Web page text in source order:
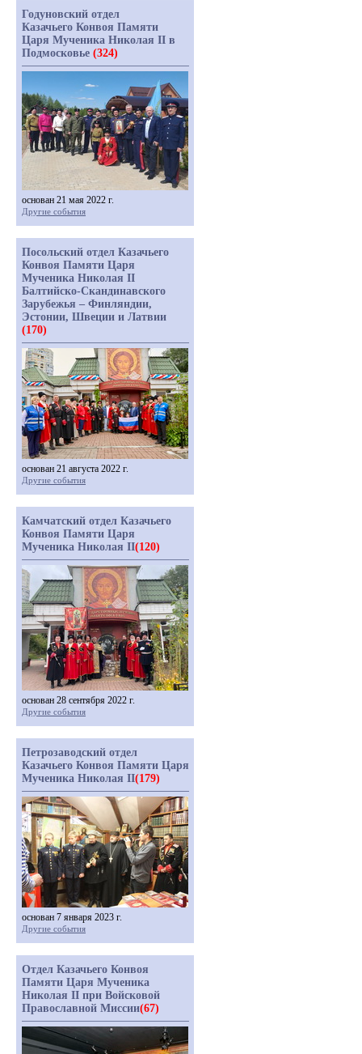
Годуновский отдел
Казачьего Конвоя Памяти
Царя Мученика Николая II в
Подмосковье (324)
основан 21 мая 2022 г.
Другие события
Посольский отдел Казачьего
Конвоя Памяти Царя
Мученика Николая II
Балтийско-Скандинавского
Зарубежья – Финляндии,
Эстонии, Швеции и Латвии
(170)
основан 21 августа 2022 г.
Другие события
Камчатский отдел Казачьего
Конвоя Памяти Царя
Мученика Николая II(120)
основан 28 сентября 2022 г.
Другие события
Петрозаводский отдел
Казачьего Конвоя Памяти Царя
Мученика Николая II(179)
основан 7 января 2023 г.
Другие события
Отдел Казачьего Конвоя
Памяти Царя Мученика
Николая II при Войсковой
Православной Миссии(67)